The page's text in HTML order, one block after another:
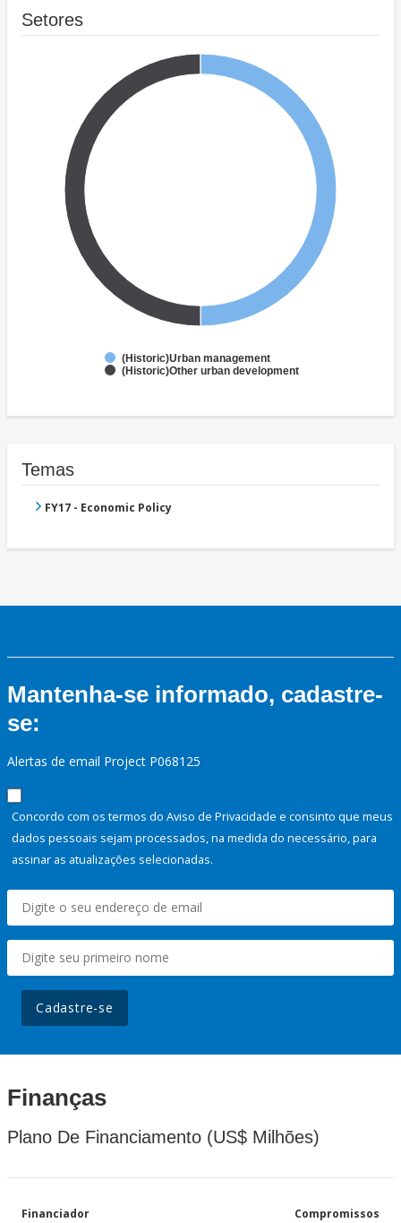
Setores
(Historic)Urban management
(Historic)Other urban development
Temas
FY17 - Economic Policy
Mantenha-se informado, cadastre-
se:
Alertas de email Project P068125
Concordo com os termos do Aviso de Privacidade e consinto que meus
dados pessoais sejam processados, na medida do necessário, para
assinar as atualizações selecionadas.
Cadastre-se
Finanças
Plano De Financiamento (US$ Milhões)
Financiador Compromissos